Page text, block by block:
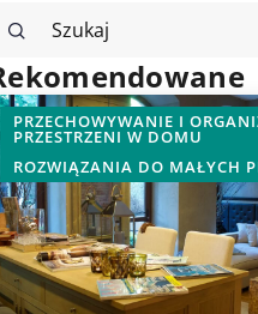
PRZECHOWYWANIE I
PRZESTRZENI W DOMU
ROZWIĄZANIA DO MAŁYCH